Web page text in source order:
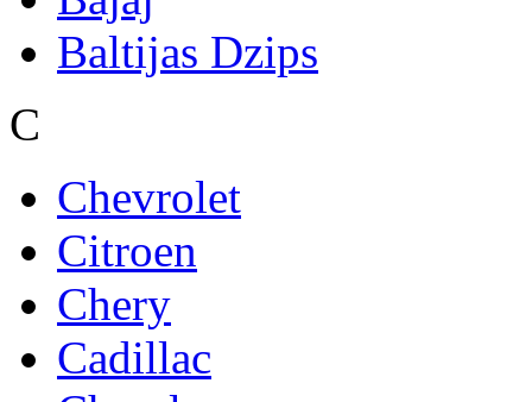
Baltijas Dzips
C
Chevrolet
Citroen
Chery
Cadillac